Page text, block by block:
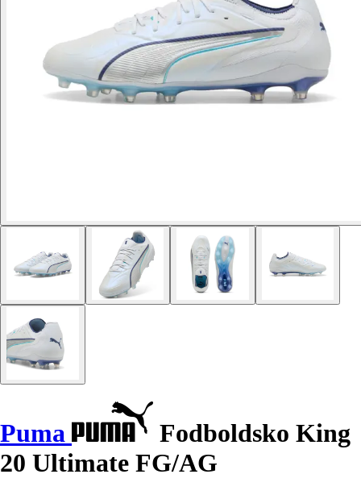
Puma
Fodboldsko King
20 Ultimate FG/AG